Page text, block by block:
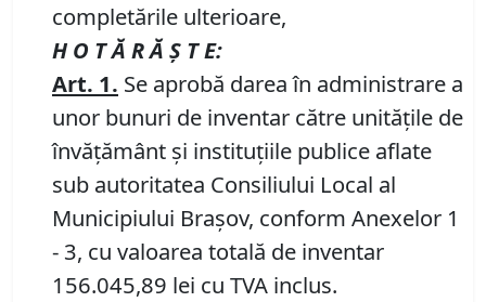
completările ulterioare,
H O T Ă R Ă Ş T E:
Art. 1. Se aprobă darea în administrare a
unor bunuri de inventar către unitățile de
învățământ și instituțiile publice aflate
sub autoritatea Consiliului Local al
Municipiului Brașov, conform Anexelor 1
- 3, cu valoarea totală de inventar
156.045,89 lei cu TVA inclus.